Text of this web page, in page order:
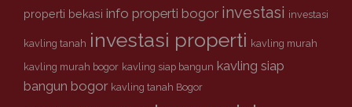
properti bekasi info properti bogor investasi investasi
kavling tanah investasi properti kavling murah
kavling murah bogor kavling siap bangun kavling siap
bangun bogor kavling tanah Bogor